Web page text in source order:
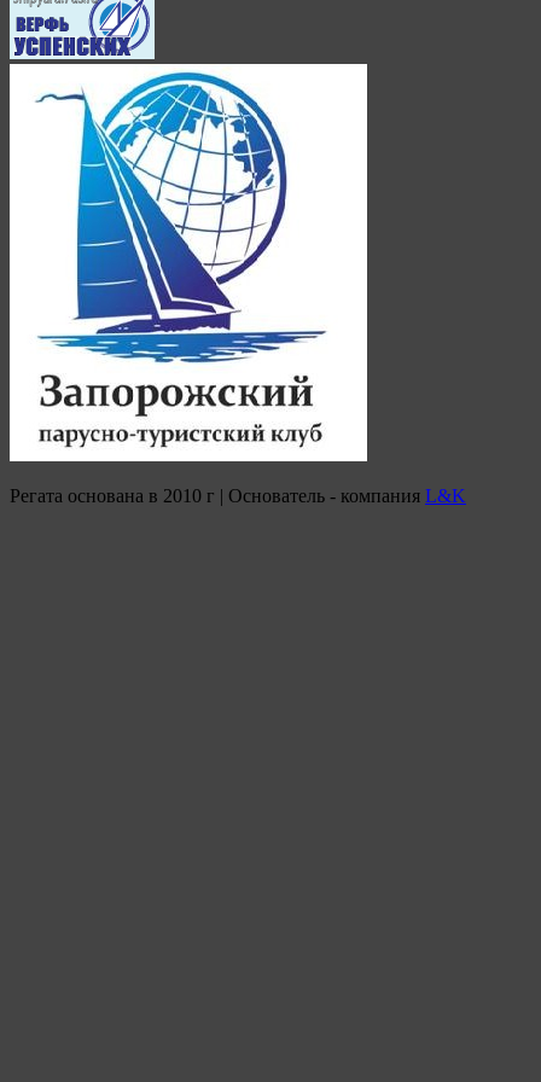
Регата основана в 2010 г | Основатель - компания L&K